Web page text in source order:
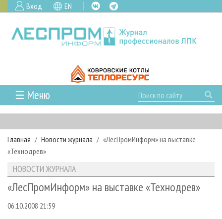
Вход EN
☰ Меню
ГЛАВНАЯ
РУБРИКИ И ТЕМЫ
РУБРИКИ ЖУРНАЛА
ЛЕСОЗАГОТОВКА
ЛЕСОПИЛЕНИЕ
ДЕРЕВООБРАБОТКА
НОВОСТИ
НОВОСТИ ЛПК
НОВОСТИ ЖУРНАЛА
НОВОСТИ КОМПАНИЙ
ПРОЕКТЫ ЛПИ
АНАЛИТИКА
ПРЕДПРИЯТИЯ ЛПК
ЛЕСНЫЕ РЕГИОНЫ РОССИИ
АРХИВ
АРХИВ ЖУРНАЛОВ
Главная Новости журнала
«ЛесПромИнформ» на выставке
«Технодрев»
НОВОСТИ ЖУРНАЛА
«ЛесПромИнформ» на выставке «Технодрев»
06.10.2008 21:59